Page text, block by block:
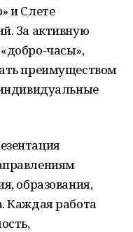
и Слете
За активную
часы»,
преимуществом
образования,
Каждая работа